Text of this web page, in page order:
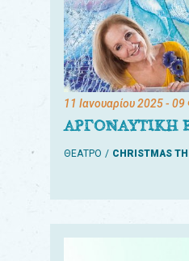
11 Ιανουαρίου 2025- 09
ΑΡΓΟΝΑΥΤΙΚΗ
ΘΕΑΤΡΟ CHRISTMAS